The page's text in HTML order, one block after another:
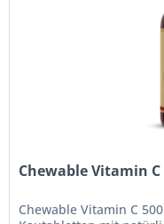
Chewable Vitamin
Chewable Vitamin C